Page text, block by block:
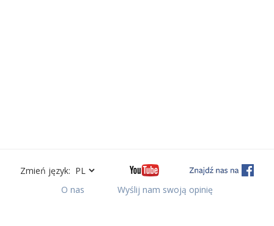
Zmień język:
O nas
Wyślij nam swoją opinię